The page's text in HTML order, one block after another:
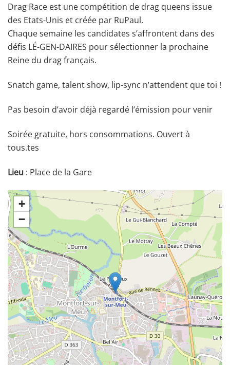
Drag Race est une compétition de drag queens issue
des Etats-Unis et créée par RuPaul.
Chaque semaine les candidates s’affrontent dans des
défis LÉ-GEN-DAIRES pour sélectionner la prochaine
Reine du drag français.
Snatch game, talent show, lip-sync n’attendent que toi !
Pas besoin d’avoir déjà regardé l’émission pour venir
Soirée gratuite, hors consommations. Ouvert à
tous.tes
Lieu : Place de la Gare
+
−